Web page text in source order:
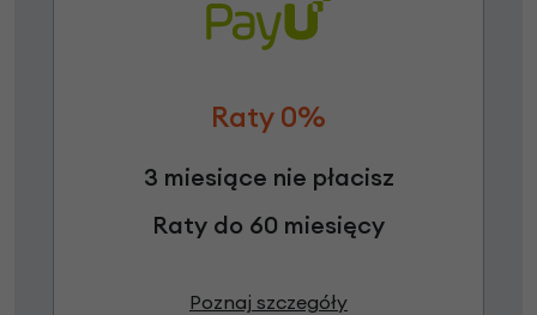
Raty 0%
3 miesiące nie płacisz
Raty do 60 miesięcy
Poznaj szczegóły